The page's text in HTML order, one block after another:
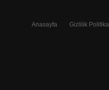
Anasayfa Gizlilik